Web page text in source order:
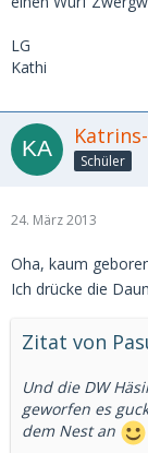
LG
Kathi
Schüler
24. März 2013
Oha, kaum
Ich drücke die
Zitat von
Und die DW
geworfen es
dem Nest an